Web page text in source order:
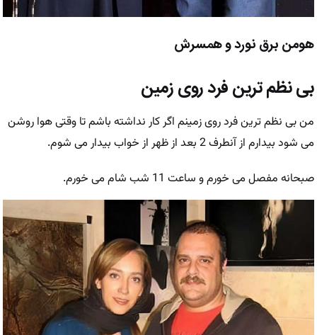
هومن برق نورد و همسرش
بی نظم ترین فرد روی زمین
من بی نظم ترین فرد روی زمینم اگر کار نداشته باشم تا وقتی هوا روشن
می شود بیدارم از آنطرف 2 بعد از ظهر از خواب بیدار می شوم.
صبحانه مفصل می خورم و ساعت 11 شب شام می خورم.